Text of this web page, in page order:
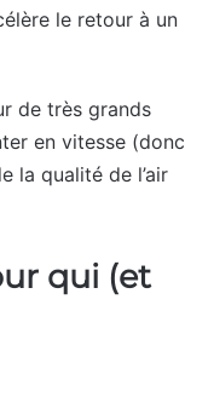
le retour à un
de très grands
en vitesse (donc
la qualité de l’air
qui (et